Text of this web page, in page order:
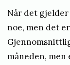
Når det
noe, men det
måneden,